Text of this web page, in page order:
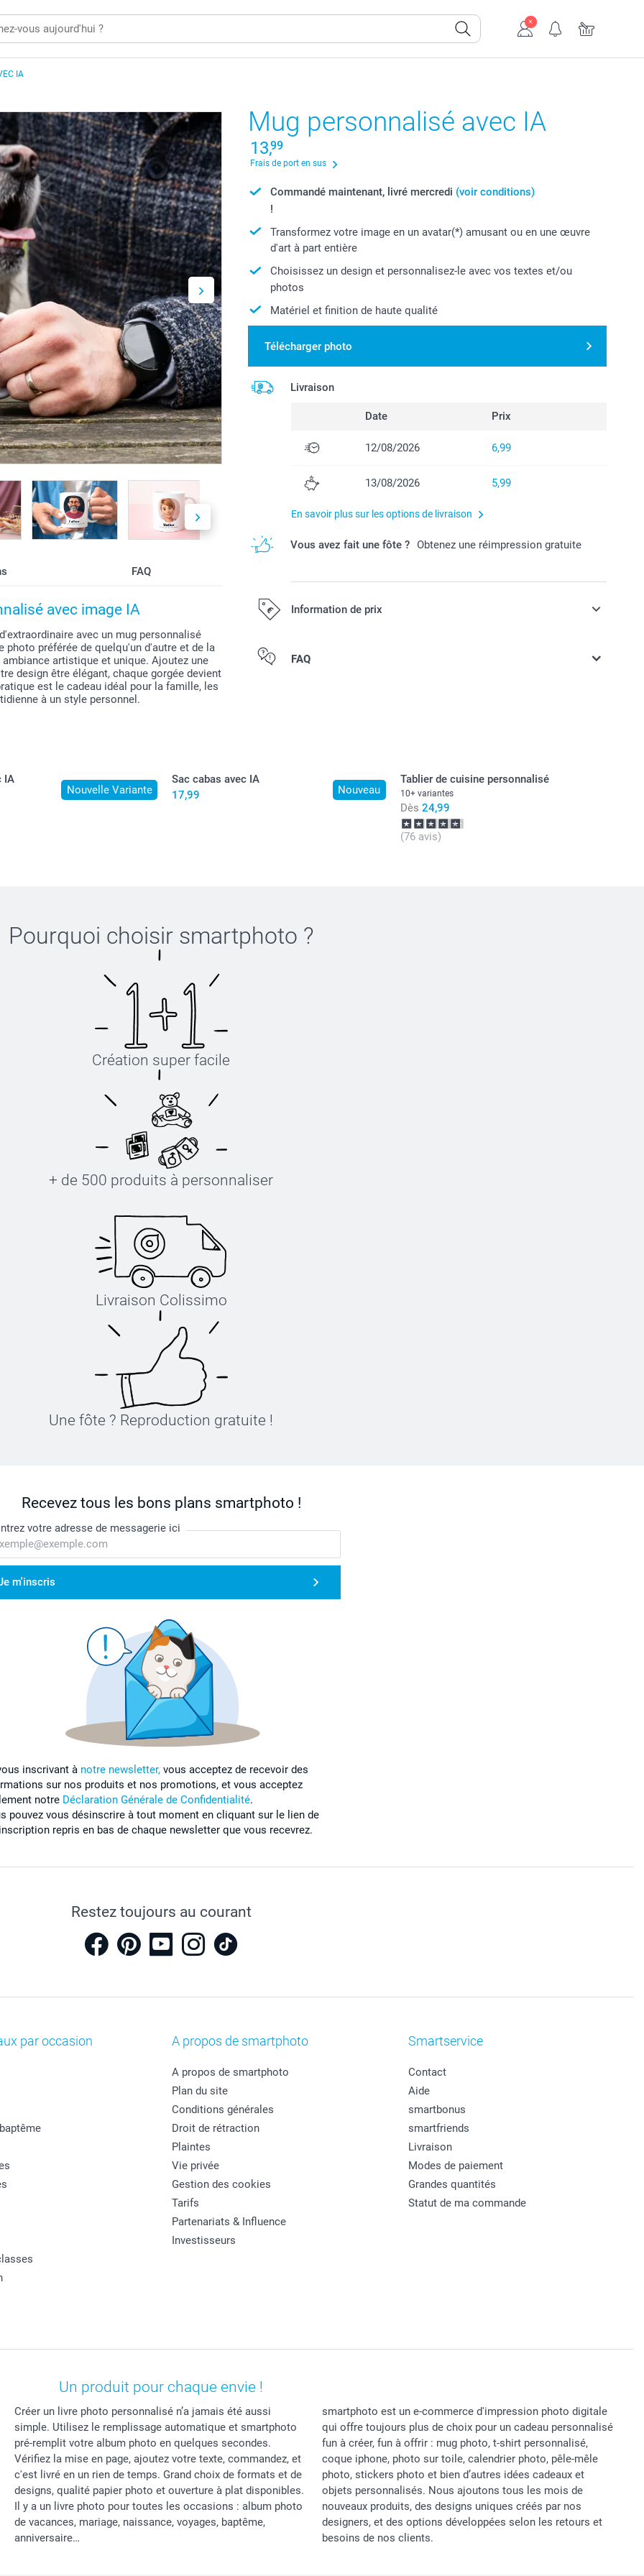
IA
FAQ
avec image IA
avec un mug personnalisé
préférée de quelqu'un d'autre et de la
artistique et unique. Ajoutez une
design être élégant, chaque gorgée devient
est le cadeau idéal pour la famille, les
à un style personnel.
Mug personnalisé avec IA
13,99
Frais de port en sus
Commandé maintenant, livré mercredi (voir conditions)
!
Transformez votre image en un avatar(*) amusant ou en une œuvre
d'art à part entière
Choisissez un design et personnalisez-le avec vos textes et/ou
photos
Matériel et finition de haute qualité
Télécharger photo
Livraison
Date Prix
12/08/2026 6,99
13/08/2026 5,99
En savoir plus sur les options de livraison
Vous avez fait une fôte ? Obtenez une réimpression gratuite
Information de prix
Tous les prix sont en EURO (€), TVA incluse et hors frais de port.
FAQ
Nouvelle Variante
IA
Nouveau
Sac cabas avec IA
17,99
Tablier de cuisine personnalisé
10+ variantes
Dès 24,99
(76 avis)
Pourquoi choisir smartphoto ?
Création super facile
+ de 500 produits à personnaliser
Livraison Colissimo
Une fôte ? Reproduction gratuite !
Recevez tous les bons plans smartphoto !
votre adresse de messagerie ici
m'inscris
inscrivant à notre newsletter, vous acceptez de recevoir des
sur nos produits et nos promotions, et vous acceptez
notre Déclaration Générale de Confidentialité.
pouvez vous désinscrire à tout moment en cliquant sur le lien de
repris en bas de chaque newsletter que vous recevrez.
Restez toujours au courant
par occasion A propos de smartphoto
A propos de smartphoto
Plan du site
Conditions générales
Droit de rétraction
Plaintes
Vie privée
Gestion des cookies
Tarifs
Partenariats & Influence
Investisseurs
Smartservice
Contact
Aide
smartbonus
smartfriends
Livraison
Modes de paiement
Grandes quantités
Statut de ma commande
Un produit pour chaque envie !
Créer un livre photo personnalisé n’a jamais été aussi
simple. Utilisez le remplissage automatique et smartphoto
pré-remplit votre album photo en quelques secondes.
Vérifiez la mise en page, ajoutez votre texte, commandez, et
c'est livré en un rien de temps. Grand choix de formats et de
designs, qualité papier photo et ouverture à plat disponibles.
Il y a un livre photo pour toutes les occasions : album photo
de vacances, mariage, naissance, voyages, baptême,
anniversaire…
smartphoto est un e-commerce d'impression photo digitale
qui offre toujours plus de choix pour un cadeau personnalisé
fun à créer, fun à offrir : mug photo, t-shirt personnalisé,
coque iphone, photo sur toile, calendrier photo, pêle-mêle
photo, stickers photo et bien d’autres idées cadeaux et
objets personnalisés. Nous ajoutons tous les mois de
nouveaux produits, des designs uniques créés par nos
designers, et des options développées selon les retours et
besoins de nos clients.